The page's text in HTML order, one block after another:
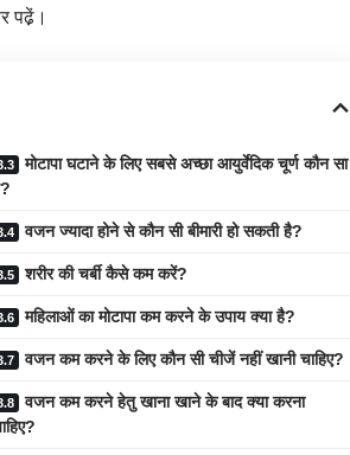
पढे़ं।
मोटापा घटाने के लिए सबसे अच्छा आयुर्वेदिक चूर्ण कौन सा
वजन ज्यादा होने से कौन सी बीमारी हो सकती है?
शरीर की चर्बी कैसे कम करें?
महिलाओं का मोटापा कम करने के उपाय क्या है?
वजन कम करने के लिए कौन सी चीजें नहीं खानी चाहिए?
वजन कम करने हेतु खाना खाने के बाद क्या करना